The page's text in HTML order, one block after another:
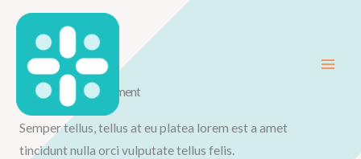
content
Research & Development
Semper tellus, tellus at eu platea lorem est a amet
tincidunt nulla orci vulputate tellus felis.